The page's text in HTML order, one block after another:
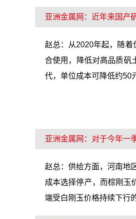
亚洲金属网：近年来国产
赵总：从2020年起，随
合使用，降低对高品质矾
代，单位成本可降低约50
亚洲金属网：对于今年一
赵总：供给方面，河南地
成本选择停产，而棕刚玉
端受白刚玉价格持续下行